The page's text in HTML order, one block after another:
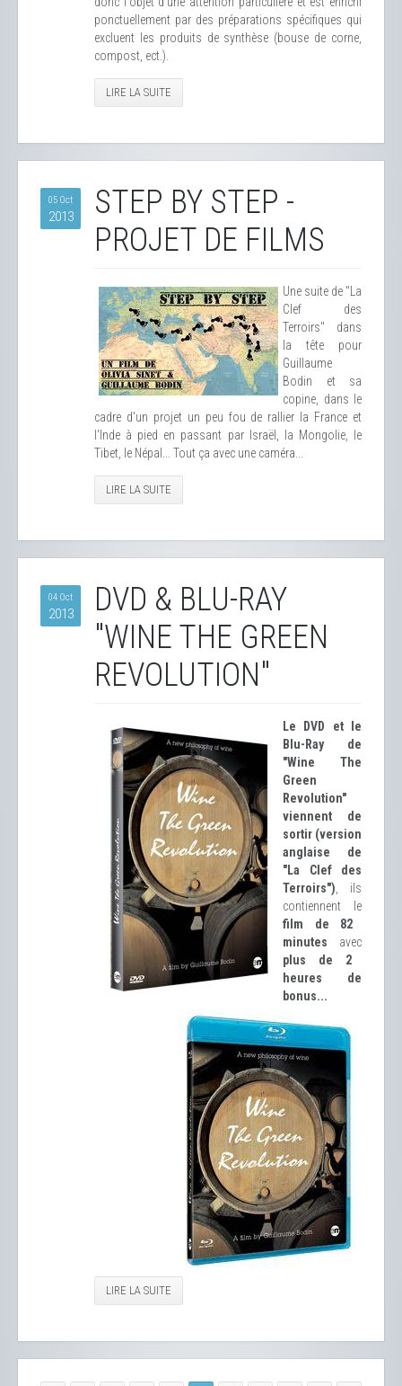
ponctuellement par des préparations spécifiques qui
excluent les produits de synthèse (bouse de corne,
compost, ect.).
LIRE LA SUITE
05 Oct
2013
STEP BY STEP -
PROJET DE FILMS
Une suite de "La
Clef des
Terroirs" dans
la tête pour
Guillaume
Bodin et sa
copine, dans le
cadre d'un projet un peu fou de rallier la France et
l'Inde à pied en passant par Israël, la Mongolie, le
Tibet, le Népal... Tout ça avec une caméra...
LIRE LA SUITE
04 Oct
2013
DVD & BLU-RAY
"WINE THE GREEN
REVOLUTION"
Le DVD et le
Blu-Ray de
"Wine The
Green
Revolution"
viennent de
sortir (version
anglaise de
"La Clef des
Terroirs") , ils
contiennent le
film de 82
minutes avec
plus de 2
heures de
bonus...
LIRE LA SUITE